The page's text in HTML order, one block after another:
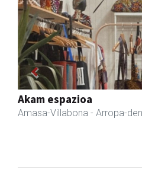
Iraola aholkularitza
Amasa-Villabona - Abokatuak
Previous